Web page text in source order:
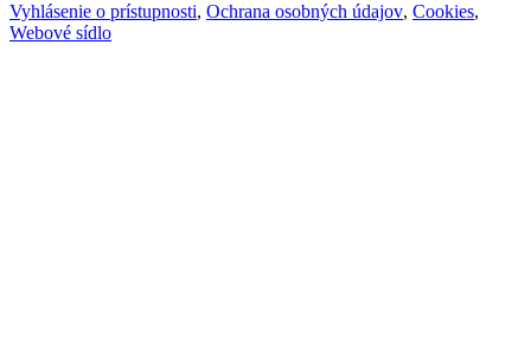
Vyhlásenie o prístupnosti, Ochrana osobných údajov, Cookies,
Webové sídlo